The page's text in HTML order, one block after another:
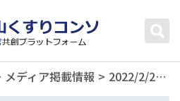
メディア掲載情報 > 2022/2/27 北日本新聞 くすりコンソーシアム CFで研究資金募る